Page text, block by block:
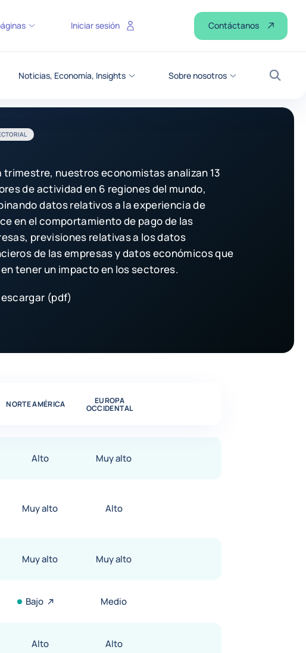
Noticias, Economía, Insights Sobre nosotros
Buscar
Iniciar sesión Contáctanos
trimestre, nuestros economistas analizan 13
de actividad en 6 regiones del mundo,
datos relativos a la experiencia de
en el comportamiento de pago de las
previsiones relativas a los datos
de las empresas y datos económicos que
tener un impacto en los sectores.
(pdf)
NORTE AMÉRICA EUROPA
OCCIDENTAL
Alto Muy alto
Muy alto Alto
Muy alto Muy alto
Bajo Medio
Alto Alto